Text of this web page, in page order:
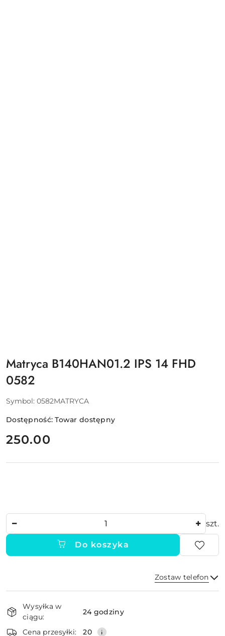
Matryca B140HAN01.2 IPS 14 FHD
0582
Symbol: 0582MATRYCA
Dostępność:Towar dostępny
cena:
250.00
szt.
Do koszyka
Zostaw telefon
i
dostawa
Wysyłka w
ciągu:
24 godziny
Cena przesyłki: 20